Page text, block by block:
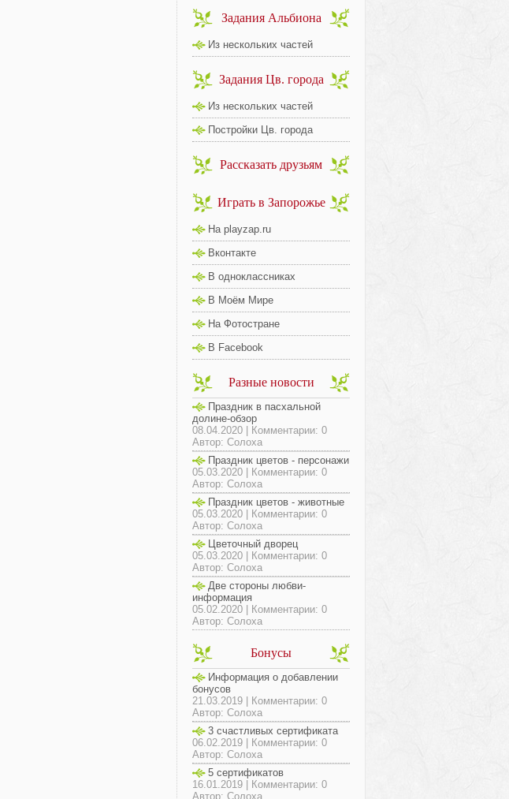
Задания Альбиона
Из нескольких частей
Задания Цв. города
Из нескольких частей
Постройки Цв. города
Рассказать друзьям
Играть в Запорожье
На playzap.ru
Вконтакте
В одноклассниках
В Моём Мире
На Фотостране
В Facebook
Разные новости
Праздник в пасхальной
долине-обзор
08.04.2020 | Комментарии: 0
Автор: Солоха
Праздник цветов - персонажи
05.03.2020 | Комментарии: 0
Автор: Солоха
Праздник цветов - животные
05.03.2020 | Комментарии: 0
Автор: Солоха
Цветочный дворец
05.03.2020 | Комментарии: 0
Автор: Солоха
Две стороны любви-
информация
05.02.2020 | Комментарии: 0
Автор: Солоха
Бонусы
Информация о добавлении
бонусов
21.03.2019 | Комментарии: 0
Автор: Солоха
3 счастливых сертификата
06.02.2019 | Комментарии: 0
Автор: Солоха
5 сертификатов
16.01.2019 | Комментарии: 0
Автор: Солоха